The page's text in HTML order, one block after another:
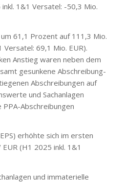
1&1 Versatel: -50,3 Mio.
61,1 Prozent auf 111,3 Mio.
Versatel: 69,1 Mio. EUR).
Anstieg waren neben dem
gesunkene Abschreibung-
Abschreibungen auf
und Sachanlagen
Abschreibungen
erhöhte sich im ersten
(H1 2025 inkl. 1&1
und immaterielle